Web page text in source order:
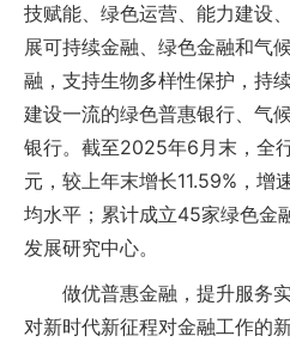
技赋能、绿色运营、能力建设
展可持续金融、绿色金融和气
融，支持生物多样性保护，持
建设一流的绿色普惠银行、气
银行。截至2025年6月末，全
元，较上年末增长11.59%，增
均水平；累计成立45家绿色金
发展研究中心。
做优普惠金融，提升服务实
对新时代新征程对金融工作的